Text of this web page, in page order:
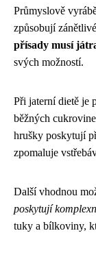
Průmyslově
způsobují
přísady musí
svých možností.
Při jaterní dietě je
běžných
hrušky poskytují
zpomaluje
Další vhodnou
poskytují
tuky a bílkoviny,